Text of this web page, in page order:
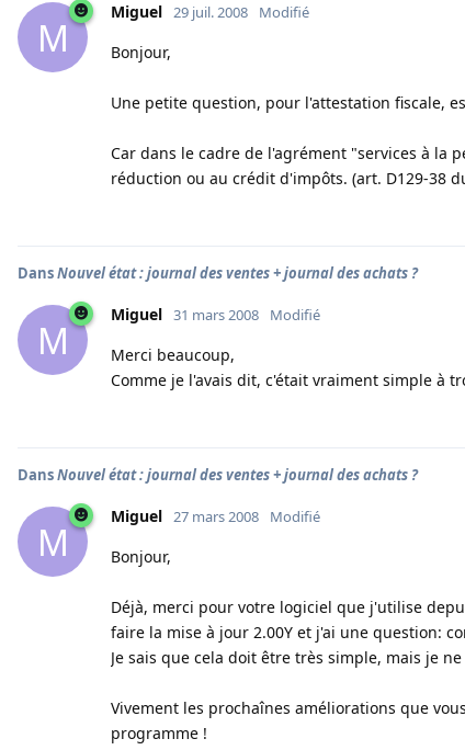
M
Miguel 29 juil. 2008 Modifié
Bonjour,
Une petite question, pour l'attestation fiscale,
Car dans le cadre de l'agrément "services à la
réduction ou au crédit d'impôts. (art. D129-38
DansNouvel état : journal des ventes + journal des achats ?
M
Miguel 31 mars 2008 Modifié
Merci beaucoup,
Comme je l'avais dit, c'était vraiment simple à
DansNouvel état : journal des ventes + journal des achats ?
M
Miguel 27 mars 2008 Modifié
Bonjour,
Déjà, merci pour votre logiciel que j'utilise
faire la mise à jour 2.00Y et j'ai une question:
Je sais que cela doit être très simple, mais je
Vivement les prochaînes améliorations que
programme !